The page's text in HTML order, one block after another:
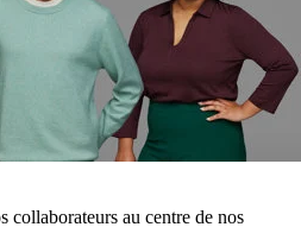
collaborateurs au centre de nos